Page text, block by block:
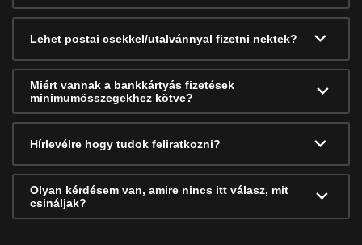
Lehet postai csekkel/utalvánnyal fizetni nektek?
Miért vannak a bankkártyás fizetések
minimumösszegekhez kötve?
Hírlevélre hogy tudok feliratkozni?
Olyan kérdésem van, amire nincs itt válasz, mit
csináljak?